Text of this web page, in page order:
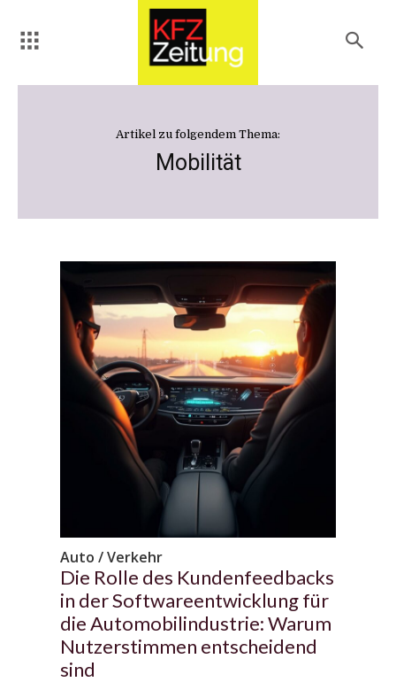
Artikel zu folgendem Thema:
Mobilität
Auto / Verkehr
Die Rolle des Kundenfeedbacks
in der Softwareentwicklung für
die Automobilindustrie: Warum
Nutzerstimmen entscheidend
sind